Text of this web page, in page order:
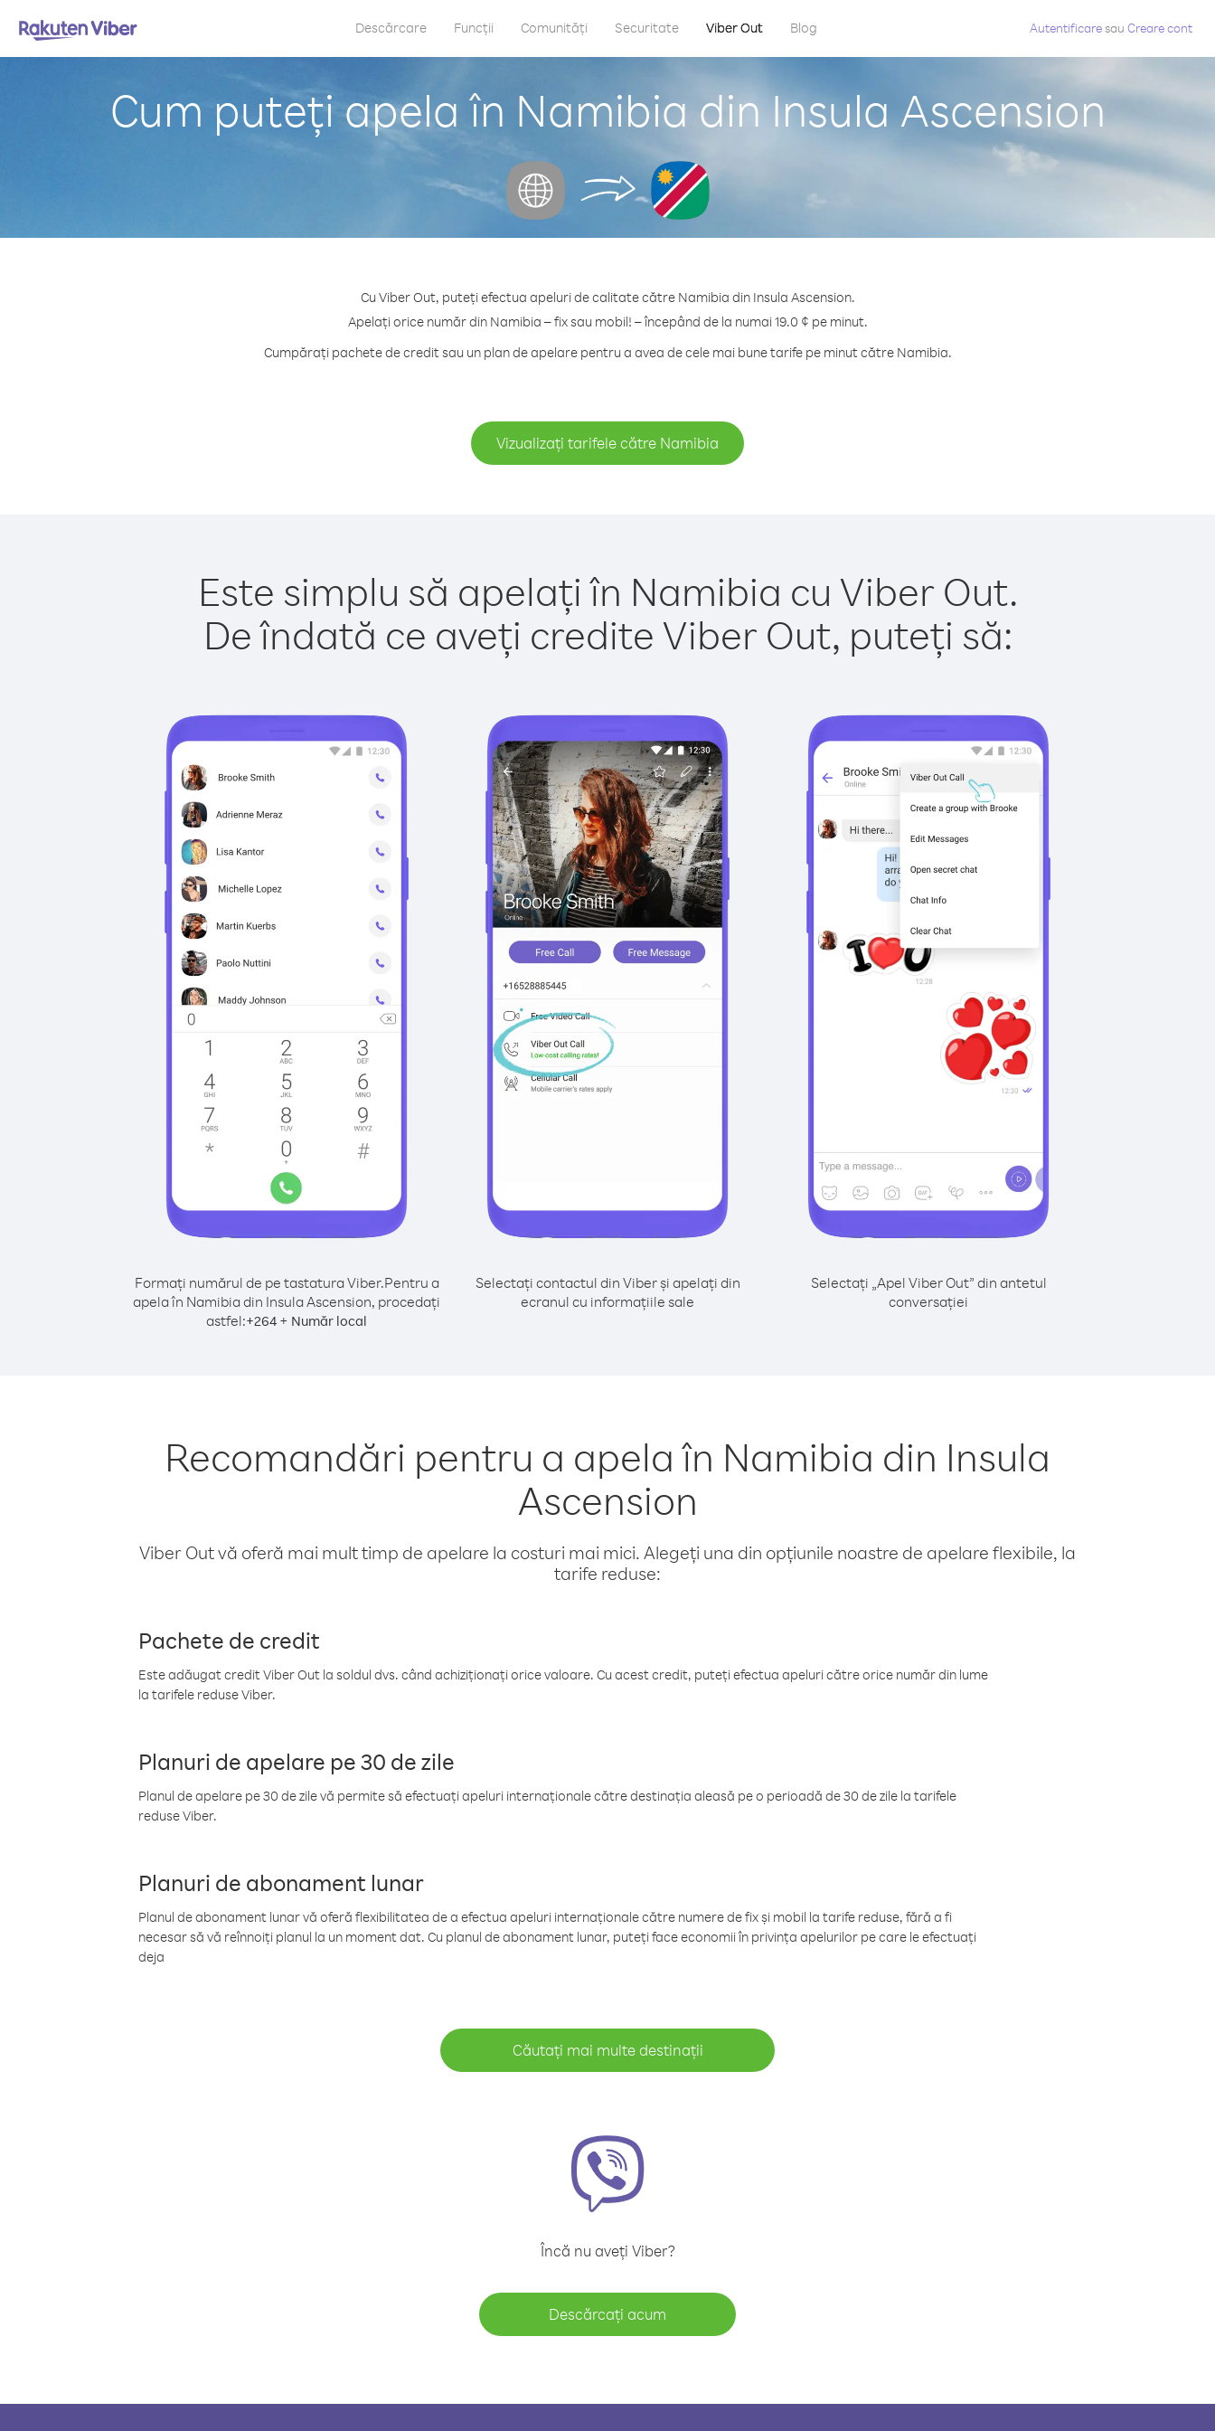
Descărcare Funcții Comunități Securitate Viber Out Blog Autentificaresau Creare cont
Cum puteți apela în Namibia din Insula Ascension
Cu Viber Out, puteți efectua apeluri de calitate către Namibia din Insula Ascension.
Apelați orice număr din Namibia – fix sau mobil! – începând de la numai 19.0 ¢ pe minut.
Cumpărați pachete de credit sau un plan de apelare pentru a avea de cele mai bune tarife pe minut către Namibia.
Vizualizați tarifele către Namibia
Este simplu să apelați în Namibia cu Viber Out.
De îndată ce aveți credite Viber Out, puteți să:
Formați numărul de pe tastatura Viber.Pentru a
apela în Namibia din Insula Ascension, procedați
astfel:+264 + Număr local
Selectați contactul din Viber și apelați din
ecranul cu informațiile sale
Selectați „Apel Viber Out” din antetul
conversației
Recomandări pentru a apela în Namibia din Insula
Ascension
Viber Out vă oferă mai mult timp de apelare la costuri mai mici. Alegeți una din opțiunile noastre de apelare flexibile, la
tarife reduse:
Pachete de credit
Este adăugat credit Viber Out la soldul dvs. când achiziționați orice valoare. Cu acest credit, puteți efectua apeluri către orice număr din lume
la tarifele reduse Viber.
Planuri de apelare pe 30 de zile
Planul de apelare pe 30 de zile vă permite să efectuați apeluri internaționale către destinația aleasă pe o perioadă de 30 de zile la tarifele
reduse Viber.
Planuri de abonament lunar
Planul de abonament lunar vă oferă flexibilitatea de a efectua apeluri internaționale către numere de fix și mobil la tarife reduse, fără a fi
necesar să vă reînnoiți planul la un moment dat. Cu planul de abonament lunar, puteți face economii în privința apelurilor pe care le efectuați
deja
Căutați mai multe destinații
Încă nu aveți Viber?
Descărcați acum